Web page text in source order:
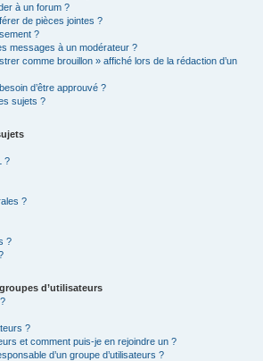
à un forum ?
de pièces jointes ?
?
messages à un modérateur ?
comme brouillon » affiché lors de la rédaction d’un
d’être approuvé ?
sujets ?
?
?
?
d’utilisateurs
?
et comment puis-je en rejoindre un ?
d’un groupe d’utilisateurs ?